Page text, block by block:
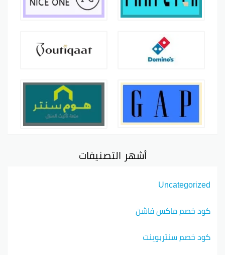
أشهر التصنيفات
Uncategorized
كود خصم ماكس فاشن
كود خصم سنتربوينت